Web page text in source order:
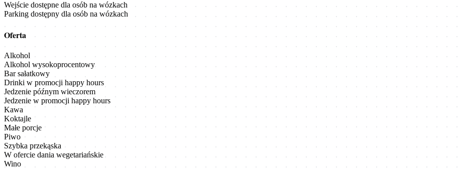
Wejście dostępne dla osób na wózkach
Parking dostępny dla osób na wózkach
Oferta
Alkohol
Alkohol wysokoprocentowy
Bar sałatkowy
Drinki w promocji happy hours
Jedzenie późnym wieczorem
Jedzenie w promocji happy hours
Kawa
Koktajle
Małe porcje
Piwo
Szybka przekąska
W ofercie dania wegetariańskie
Wino